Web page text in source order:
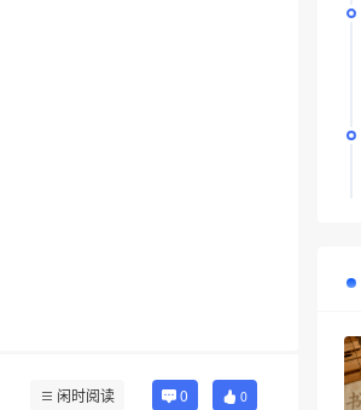
闲时阅读 0 0